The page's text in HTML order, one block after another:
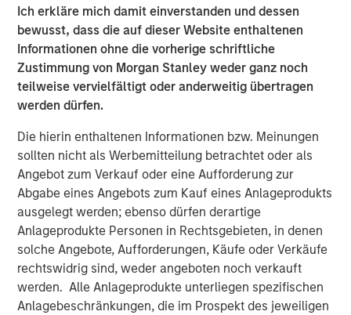
Ich erkläre mich damit einverstanden und dessen
bewusst, dass die auf dieser Website enthaltenen
Informationen ohne die vorherige schriftliche
Zustimmung von Morgan Stanley weder ganz noch
teilweise vervielfältigt oder anderweitig übertragen
werden dürfen.
Die hierin enthaltenen Informationen bzw. Meinungen
sollten nicht als Werbemitteilung betrachtet oder als
Angebot zum Verkauf oder eine Aufforderung zur
Abgabe eines Angebots zum Kauf eines Anlageprodukts
ausgelegt werden; ebenso dürfen derartige
Anlageprodukte Personen in Rechtsgebieten, in denen
solche Angebote, Aufforderungen, Käufe oder Verkäufe
rechtswidrig sind, weder angeboten noch verkauft
werden. Alle Anlageprodukte unterliegen spezifischen
Anlagebeschränkungen, die im Prospekt des jeweiligen
Fusion’s value proposition in executing its strategy as the
single source for the cloud,” said Hank D’Alessandro, Head
of Morgan Stanley Credit Partners. “We are delighted to
be working with Matt and the management team.”
The offering described herein was made pursuant to an
Securities Act of 1933, as amended (the “Securities Act”),
solely to accredited investors. Under the terms of the
Private Placement Fusion has agreed to use
commercially reasonable efforts to file and have declared
effective by the Securities and Exchange Commission a
registration statement on Form S-3 for purposes of
registering the resale of the common stock within 120
days of May 4, 2018.
About Fusion